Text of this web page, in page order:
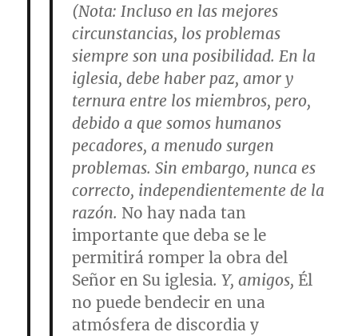
(Nota: Incluso en las mejores
circunstancias, los problemas
siempre son una posibilidad. En la
iglesia, debe haber paz, amor y
ternura entre los miembros, pero,
debido a que somos humanos
pecadores, a menudo surgen
problemas. Sin embargo, nunca es
correcto, independientemente de la
razón. No hay nada tan
importante que deba se le
permitirá romper la obra del
Señor en Su iglesia. Y, amigos, Él
no puede bendecir en una
atmósfera de discordia y